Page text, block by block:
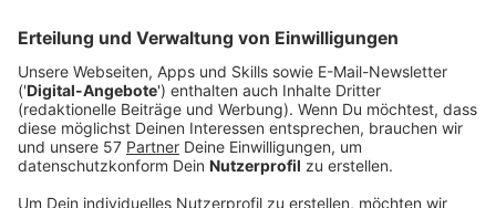
Wir benötigen Ihre
Zustimmung, um den YouTube
Video-Service zu laden!